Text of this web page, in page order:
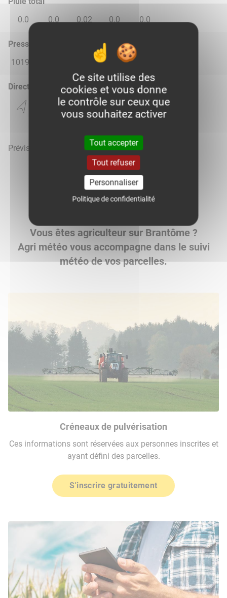
0.0
0.0 0.02 0.0 0.0
Pression atmosphérique (hPa)
1019.0
1014.0 1016.0 1015.0
Direction du vent
Prévisions météo mises à jour le 7 août 2026 à 06h
Voir la météo heure par heure
Vous êtes agriculteur sur Brantôme ?
Agri météo vous accompagne dans le suivi
météo de vos parcelles.
Créneaux de pulvérisation
Ces informations sont réservées aux personnes inscrites et
ayant défini des parcelles.
S'inscrire gratuitement
Ce site utilise des
cookies et vous donne
le contrôle sur ceux que
vous souhaitez activer
Tout accepter
Tout refuser
Personnaliser
Politique de confidentialité